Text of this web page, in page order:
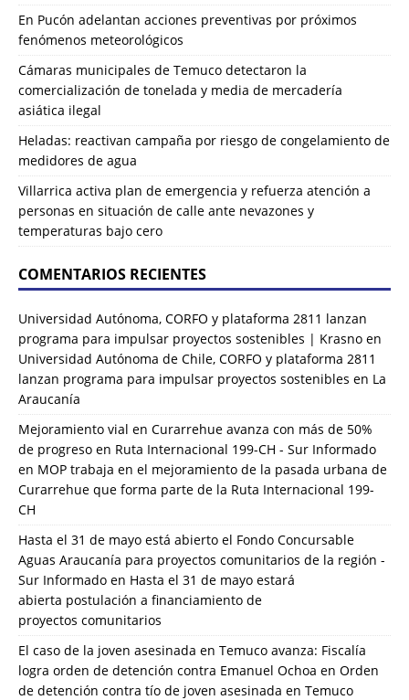
En Pucón adelantan acciones preventivas por próximos
fenómenos meteorológicos
Cámaras municipales de Temuco detectaron la
comercialización de tonelada y media de mercadería
asiática ilegal
Heladas: reactivan campaña por riesgo de congelamiento de
medidores de agua
Villarrica activa plan de emergencia y refuerza atención a
personas en situación de calle ante nevazones y
temperaturas bajo cero
COMENTARIOS RECIENTES
Universidad Autónoma, CORFO y plataforma 2811 lanzan
programa para impulsar proyectos sostenibles | Krasno en
Universidad Autónoma de Chile, CORFO y plataforma 2811
lanzan programa para impulsar proyectos sostenibles en La
Araucanía
Mejoramiento vial en Curarrehue avanza con más de 50%
de progreso en Ruta Internacional 199-CH - Sur Informado
en MOP trabaja en el mejoramiento de la pasada urbana de
Curarrehue que forma parte de la Ruta Internacional 199-
CH
Hasta el 31 de mayo está abierto el Fondo Concursable
Aguas Araucanía para proyectos comunitarios de la región -
Sur Informado en Hasta el 31 de mayo estará
abierta postulación a financiamiento de
proyectos comunitarios
El caso de la joven asesinada en Temuco avanza: Fiscalía
logra orden de detención contra Emanuel Ochoa en Orden
de detención contra tío de joven asesinada en Temuco